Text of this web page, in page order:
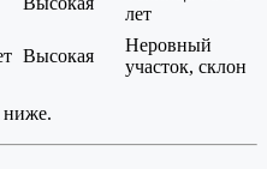
лет
Высокая
Неровный
участок, склон